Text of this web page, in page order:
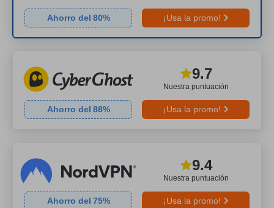
Ahorro del 80% ¡Usa la promo!
Nuestra puntuación
9.7
Ahorro del 88% ¡Usa la promo!
Nuestra puntuación
9.4
Ahorro del 75% ¡Usa la promo!